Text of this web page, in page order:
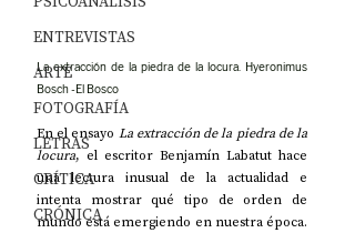
ENTREVISTAS
ARTE
FOTOGRAFÍA
LETRAS
CRÍTICA
CRÓNICA
La extracción de la piedra de la locura. Hyeronimus
Bosch -El Bosco
En el ensayo La extracción de la piedra de la
locura, el escritor Benjamín Labatut hace
una lectura inusual de la actualidad e
intenta mostrar qué tipo de orden de
mundo está emergiendo en nuestra época.